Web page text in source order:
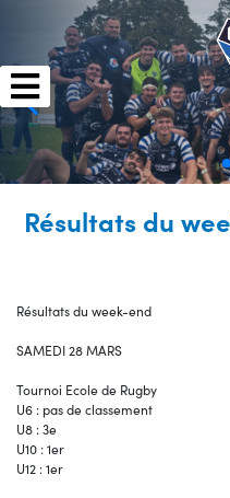
Résultats du
Résultats du week-end
SAMEDI 28 MARS
Tournoi Ecole de Rugby
U6 : pas de classement
U8 : 3e
U10 : 1er
U12 : 1er